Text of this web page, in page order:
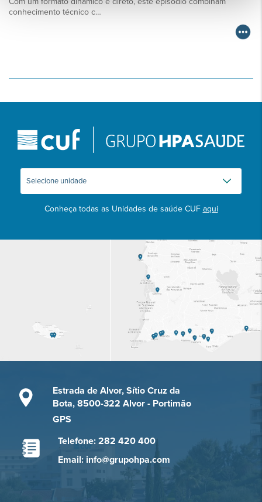
conhecimento técnico c…
Conheça todas as Unidades de saúde CUF aqui
Estrada de Alvor, Sítio Cruz da
Bota, 8500-322 Alvor - Portimão
GPS
Telefone: 282 420 400
Email: info@grupohpa.com